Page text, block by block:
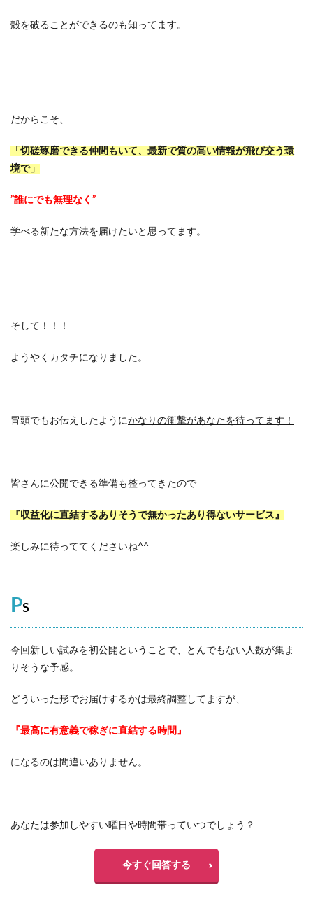
殻を破ることができるのも知ってます。
だからこそ、
「切磋琢磨できる仲間もいて、最新で質の高い情報が飛び交う環
境で」
”誰にでも無理なく”
学べる新たな方法を届けたいと思ってます。
そして！！！
ようやくカタチになりました。
冒頭でもお伝えしたようにかなりの衝撃があなたを待ってます！
皆さんに公開できる準備も整ってきたので
『収益化に直結するありそうで無かったあり得ないサービス』
楽しみに待っててくださいね^^
PS
今回新しい試みを初公開ということで、とんでもない人数が集ま
りそうな予感。
どういった形でお届けするかは最終調整してますが、
『最高に有意義で稼ぎに直結する時間』
になるのは間違いありません。
あなたは参加しやすい曜日や時間帯っていつでしょう？
今すぐ回答する